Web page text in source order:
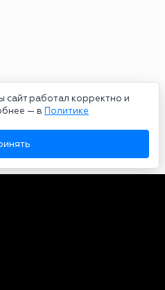
сайт работал корректно и
— в Политике